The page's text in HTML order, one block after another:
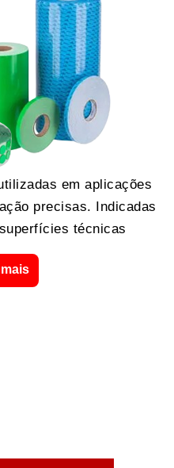
em aplicações
precisas. Indicadas
técnicas